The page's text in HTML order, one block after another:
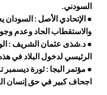
السودني.
• الإتحادي الأصل :
والاستقطاب الحاد وعدم
• د.شذى عثمان الشريف :
الرئيسي لدخول البلاد في
• مؤتمر البجا : ثورة ديسمبر
اجحاف كبير في حق إنسان